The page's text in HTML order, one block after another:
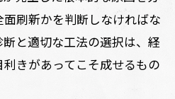
刷新かを判断しなければな
と適切な工法の選択は、経
きがあってこそ成せるもの